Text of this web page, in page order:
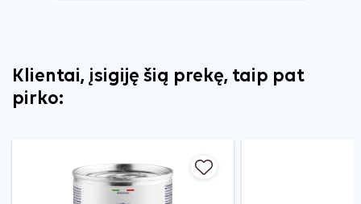
Klientai, įsigiję šią prekę, taip pat
pirko: